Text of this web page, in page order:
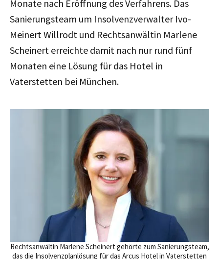
Monate nach Eröffnung des Verfahrens. Das
Sanierungsteam um Insolvenzverwalter Ivo-
Meinert Willrodt und Rechtsanwältin Marlene
Scheinert erreichte damit nach nur rund fünf
Monaten eine Lösung für das Hotel in
Vaterstetten bei München.
Rechtsanwältin Marlene Scheinert gehörte zum Sanierungsteam,
das die Insolvenzplanlösung für das Arcus Hotel in Vaterstetten